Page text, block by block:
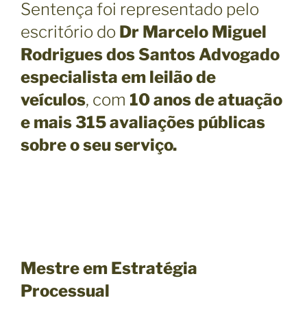
Sentença foi representado pelo
escritório do Dr Marcelo Miguel
Rodrigues dos Santos Advogado
especialista em leilão de
veículos, com 10 anos de atuação
e mais 315 avaliações públicas
sobre o seu serviço.
Mestre em Estratégia
Processual